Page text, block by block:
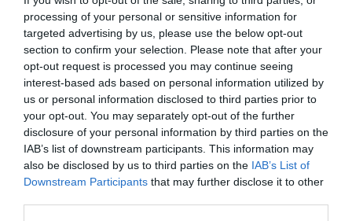
processing of your personal or sensitive information for
targeted advertising by us, please use the below opt-out
section to confirm your selection. Please note that after your
opt-out request is processed you may continue seeing
interest-based ads based on personal information utilized by
us or personal information disclosed to third parties prior to
your opt-out. You may separately opt-out of the further
disclosure of your personal information by third parties on the
IAB’s list of downstream participants. This information may
also be disclosed by us to third parties on the IAB’s List of
Downstream Participants that may further disclose it to other
ότι ΟΛΕΣ έχουμε δικαίωμα να νιώθουμε σέξι
τα εσώρουχά μας. ΚΟΡΙΤΣΙΑ, ΣΑΣ ΑΓΑΠΑΩ».
Δείτε τη νέα ανάρτησή της: